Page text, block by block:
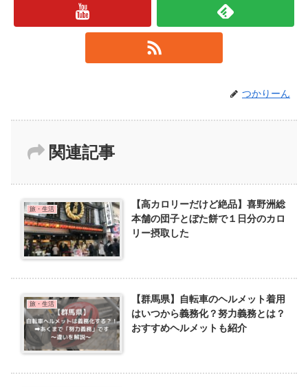
つかりーん
関連記事
旅・生活
【高カロリーだけど絶品】喜野洲総
本舗の団子とぼた餅で１日分のカロ
リー摂取した
旅・生活
【群馬県】自転車のヘルメット着用
はいつから義務化？努力義務とは？
おすすめヘルメットも紹介